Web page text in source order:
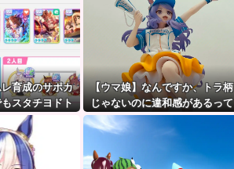
育成のサポカ
スタチヨドト
マジ！？ 根性
ていた意味…
【ウマ娘】なんですか、トラ柄
じゃないのに違和感があるって
言いたいんですか？